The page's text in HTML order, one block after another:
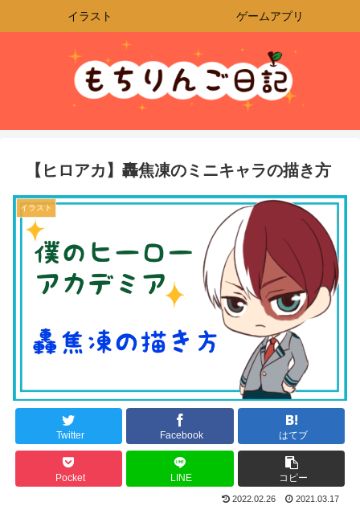
イラスト ゲームアプリ
【ヒロアカ】轟焦凍のミニキャラの描き方
イラスト
Twitter Facebook はてブ
Pocket LINE コピー
2022.02.26 2021.03.17